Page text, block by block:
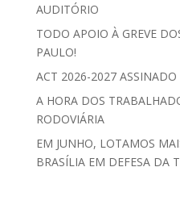
AUDITÓRIO
TODO APOIO À GREVE
PAULO!
ACT 2026-2027 ASSINADO
A HORA DOS
RODOVIÁRIA
EM JUNHO, LOTAMOS
BRASÍLIA EM DEFESA DA